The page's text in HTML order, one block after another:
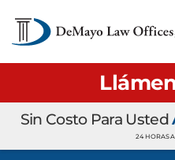
Sin Costo Para Usted
24 HORAS